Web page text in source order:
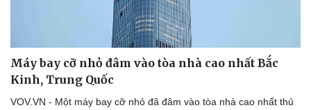
Máy bay cỡ nhỏ đâm vào tòa nhà cao nhất Bắc
Kinh, Trung Quốc
VOV.VN - Một máy bay cỡ nhỏ đã đâm vào tòa nhà cao nhất thủ